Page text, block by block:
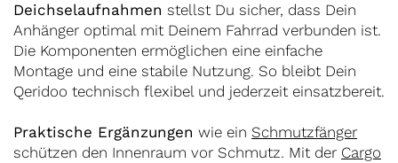
Deichselaufnahmen stellst Du sicher, dass Dein
Anhänger optimal mit Deinem Fahrrad verbunden ist.
Die Komponenten ermöglichen eine einfache
Montage und eine stabile Nutzung. So bleibt Dein
Qeridoo technisch flexibel und jederzeit einsatzbereit.
Praktische Ergänzungen wie ein Schmutzfänger
schützen den Innenraum vor Schmutz. Mit der Cargo